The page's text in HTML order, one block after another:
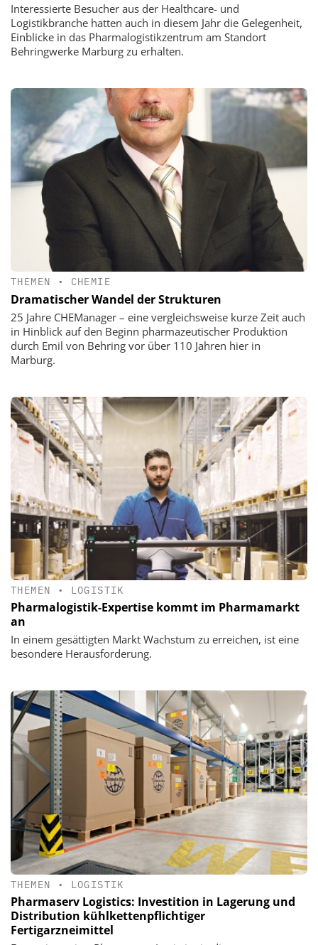
Interessierte Besucher aus der Healthcare- und
Logistikbranche hatten auch in diesem Jahr die Gelegenheit,
Einblicke in das Pharmalogistikzentrum am Standort
Behringwerke Marburg zu erhalten.
THEMEN • CHEMIE
Dramatischer Wandel der Strukturen
25 Jahre CHEManager – eine vergleichsweise kurze Zeit auch
in Hinblick auf den Beginn pharmazeutischer Produktion
durch Emil von Behring vor über 110 Jahren hier in
Marburg.
THEMEN • LOGISTIK
Pharmalogistik-Expertise kommt im Pharmamarkt
an
In einem gesättigten Markt Wachstum zu erreichen, ist eine
besondere Herausforderung.
THEMEN • LOGISTIK
Pharmaserv Logistics: Investition in Lagerung und
Distribution kühlkettenpflichtiger
Fertigarzneimittel